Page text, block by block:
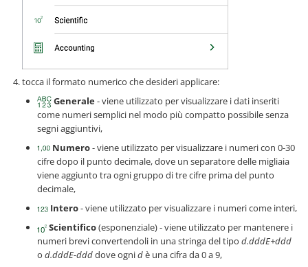
tocca il formato numerico che desideri applicare:
Generale- viene utilizzato per visualizzare i dati inseriti
come numeri semplici nel modo più compatto possibile senza
segni aggiuntivi,
Numero- viene utilizzato per visualizzare i numeri con 0-30
cifre dopo il punto decimale, dove un separatore delle migliaia
viene aggiunto tra ogni gruppo di tre cifre prima del punto
decimale,
Intero- viene utilizzato per visualizzare i numeri come interi,
Scientifico(esponenziale) - viene utilizzato per mantenere i
numeri brevi convertendoli in una stringa del tipo d.dddE+ddd
o d.dddE-ddddove ognidè una cifra da 0 a 9,